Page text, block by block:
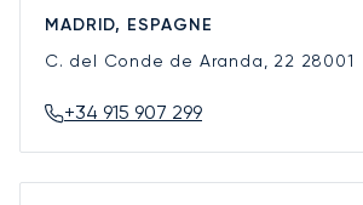
MADRID, ESPAGNE
C. del Conde de Aranda, 22 28001
+34 915 907 299